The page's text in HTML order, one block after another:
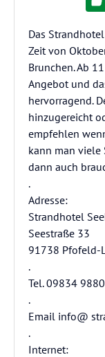
Das
Zeit von
Brunchen. Ab
Angebot und
hervorragend.
hinzugereicht
empfehlen
kann man viele
dann auch
.
Adresse:
Strandhotel
Seestraße 33
91738 Pfofeld-
.
Tel. 09834 9880
.
Email info@
.
Internet: